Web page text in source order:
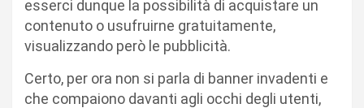
esserci dunque la possibilità di acquistare un
contenuto o usufruirne gratuitamente,
visualizzando però le pubblicità.
Certo, per ora non si parla di banner invadenti e
che compaiono davanti agli occhi degli utenti,